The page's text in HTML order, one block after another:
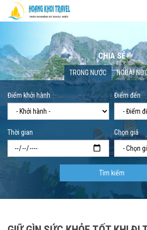
CHIA SẺ
Trang chủ Chia sẻ
TRONG NƯỚC NGOÀI
Điểm khởi hành Điểm đến
Thời gian Chọn giá
Tìm kiếm